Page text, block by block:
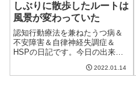
しぶりに散歩したルートは
風景が変わっていた
認知行動療法を兼ねたうつ病＆
不安障害＆自律神経失調症＆
HSPの日記です。今日の出来事
ど寒くなく、散歩も気持ちよか
2022.01.14